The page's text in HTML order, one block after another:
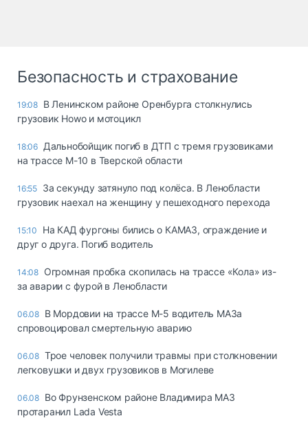
Безопасность и страхование
19:08 В Ленинском районе Оренбурга столкнулись
грузовик Howo и мотоцикл
18:06 Дальнобойщик погиб в ДТП с тремя грузовиками
на трассе М-10 в Тверской области
16:55 За секунду затянуло под колёса. В Ленобласти
грузовик наехал на женщину у пешеходного перехода
15:10
На КАД фургоны бились о КАМАЗ, ограждение и
друг о друга. Погиб водитель
14:08 Огромная пробка скопилась на трассе «Кола» из-
за аварии с фурой в Ленобласти
06.08 В Мордовии на трассе М-5 водитель МАЗа
спровоцировал смертельную аварию
06.08 Трое человек получили травмы при столкновении
легковушки и двух грузовиков в Могилеве
06.08 Во Фрунзенском районе Владимира МАЗ
протаранил Lada Vesta